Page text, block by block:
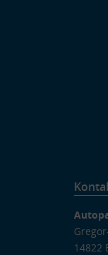
14822